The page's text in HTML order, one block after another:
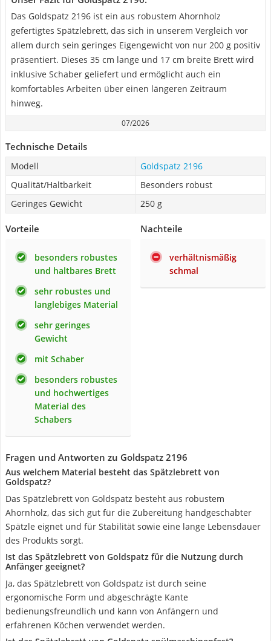
Das Goldspatz 2196 ist ein aus robustem Ahornholz
gefertigtes Spätzlebrett, das sich in unserem Vergleich vor
allem durch sein geringes Eigengewicht von nur 200 g positiv
präsentiert. Dieses 35 cm lange und 17 cm breite Brett wird
inklusive Schaber geliefert und ermöglicht auch ein
komfortables Arbeiten über einen längeren Zeitraum
hinweg.
07/2026
Technische Details
Modell
Goldspatz 2196
Qualität/Haltbarkeit
Besonders robust
Geringes Gewicht
250 g
Vorteile
besonders robustes
und haltbares Brett
sehr robustes und
langlebiges Material
sehr geringes
Gewicht
mit Schaber
besonders robustes
und hochwertiges
Material des
Schabers
Nachteile
verhältnismäßig
schmal
Fragen und Antworten zu Goldspatz 2196
Aus welchem Material besteht das Spätzlebrett von
Goldspatz?
Das Spätzlebrett von Goldspatz besteht aus robustem
Ahornholz, das sich gut für die Zubereitung handgeschabter
Spätzle eignet und für Stabilität sowie eine lange Lebensdauer
des Produkts sorgt.
Ist das Spätzlebrett von Goldspatz für die Nutzung durch
Anfänger geeignet?
Ja, das Spätzlebrett von Goldspatz ist durch seine
ergonomische Form und abgeschrägte Kante
bedienungsfreundlich und kann von Anfängern und
erfahrenen Köchen verwendet werden.